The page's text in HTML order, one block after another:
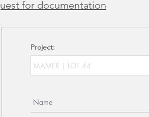
for documentation
Project: